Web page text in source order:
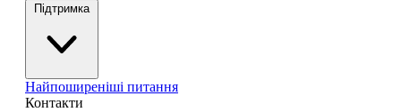
Підтримка
Найпоширеніші питання
Контакти